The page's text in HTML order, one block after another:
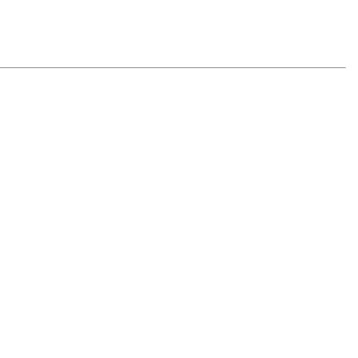
Vipps, Klarna och Google Pay.
debiteras kortet/fakturan.